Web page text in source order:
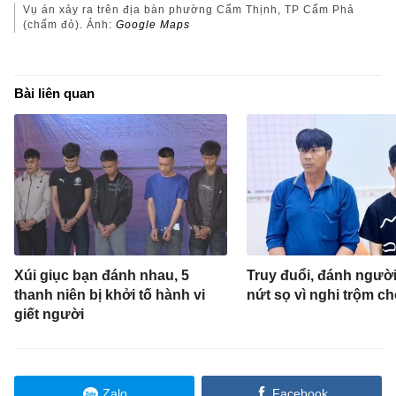
Vụ án xảy ra trên địa bàn phường Cẩm Thịnh, TP Cẩm Phả
(chấm đỏ). Ảnh:Google Maps
Bài liên quan
Xúi giục bạn đánh nhau, 5
thanh niên bị khởi tố hành vi
giết người
Truy đuổi, đánh
nứt sọ vì nghi trộm